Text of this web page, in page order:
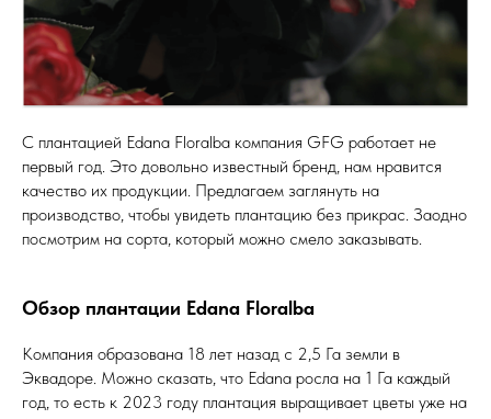
С плантацией Edana Floralba компания GFG работает не
первый год. Это довольно известный бренд, нам нравится
качество их продукции. Предлагаем заглянуть на
производство, чтобы увидеть плантацию без прикрас. Заодно
посмотрим на сорта, который можно смело заказывать.
Обзор плантации Edana Floralba
Компания образована 18 лет назад с 2,5 Га земли в
Эквадоре. Можно сказать, что Edana росла на 1 Га каждый
год, то есть к 2023 году плантация выращивает цветы уже на